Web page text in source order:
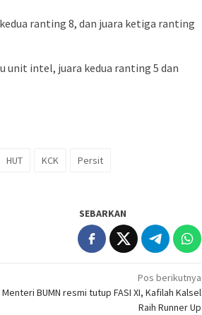
ranting 8, dan juara ketiga ranting
unit intel, juara kedua ranting 5 dan
HUT KCK
Persit
SEBARKAN
Pos berikutnya
Menteri BUMN resmi tutup FASI XI, Kafilah Kalsel
Raih Runner Up